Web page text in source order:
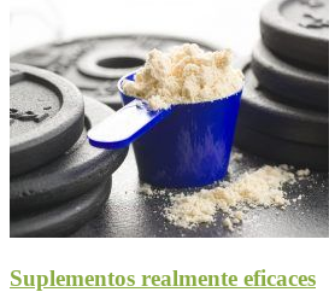
Suplementos realmente eficaces